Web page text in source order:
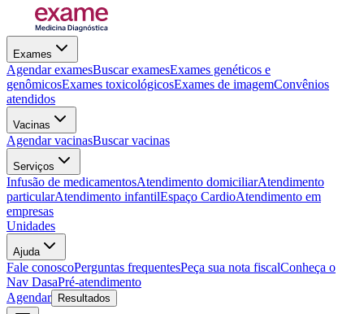
Exames
Agendar examesBuscar examesExames genéticos e
genômicosExames toxicológicosExames de imagemConvênios
atendidos
Vacinas
Agendar vacinasBuscar vacinas
Serviços
Infusão de medicamentosAtendimento domiciliarAtendimento
particularAtendimento infantilEspaço CardioAtendimento em
empresas
Unidades
Ajuda
Fale conoscoPerguntas frequentesPeça sua nota fiscalConheça o
Nav DasaPré-atendimento
Agendar
Resultados